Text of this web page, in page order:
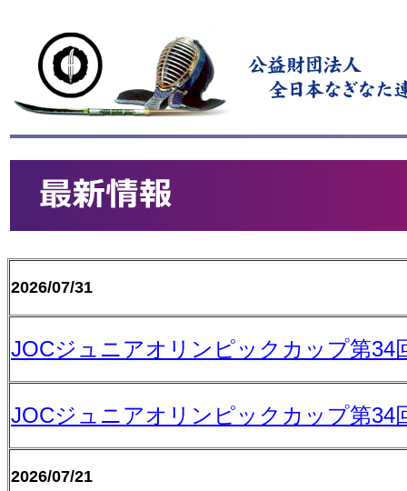
2026/07/31
JOCジュニアオリンピックカップ第
JOCジュニアオリンピックカップ第
2026/07/21